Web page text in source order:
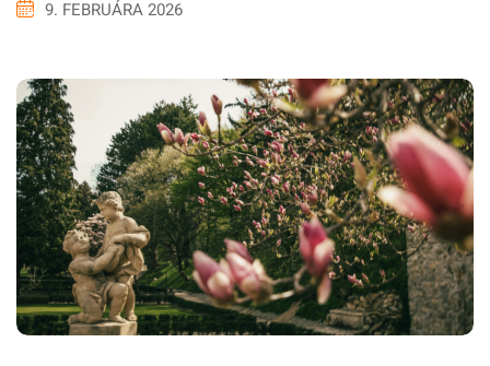
9. FEBRUÁRA 2026